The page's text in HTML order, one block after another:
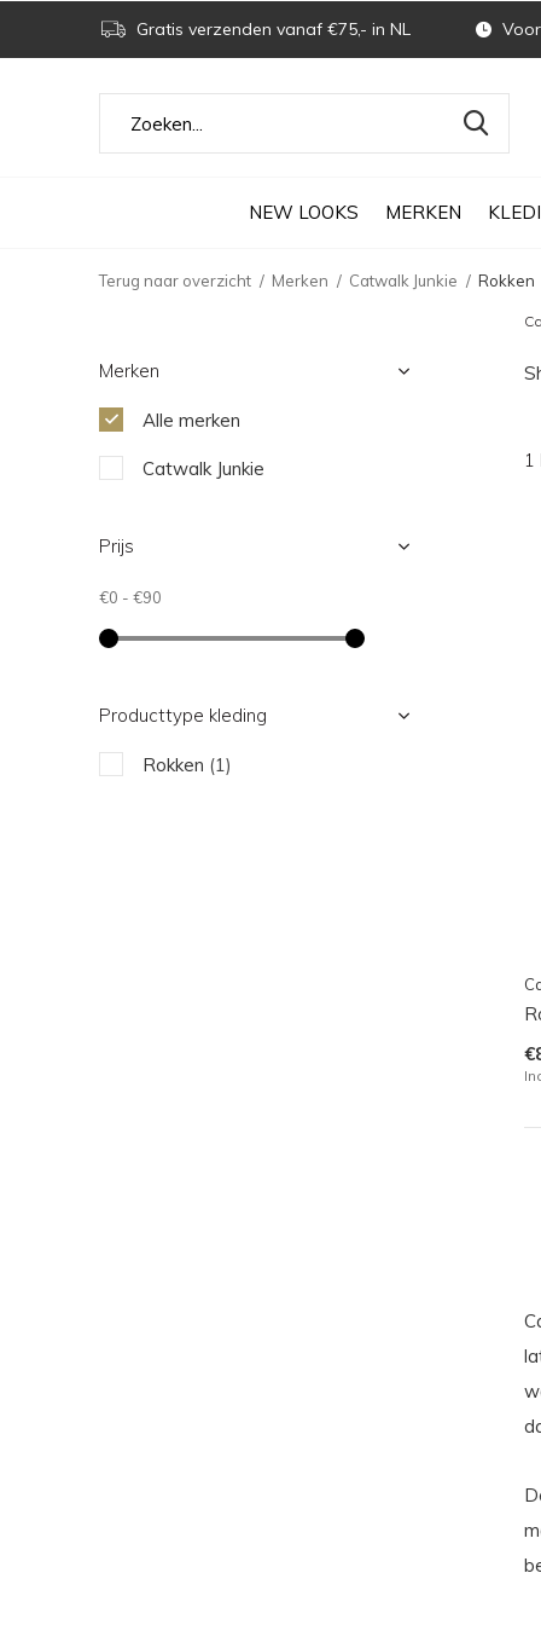
NEW LOOKS MERKEN
Gratis verzenden vanaf €75,- in NL
Terug naar overzicht Merken Catwalk Junkie Rokken
1
Merken
Alle merken
Catwalk Junkie
Prijs
€0 - €90
Producttype kleding
Rokken (1)